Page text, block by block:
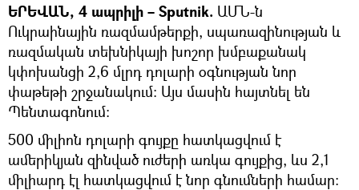
ԵՐԵՎԱՆ, 4 ապրիլի – Sputnik. ԱՄՆ-ն
Ուկրաինային ռազմամթերքի, սպառազինության և
ռազմական տեխնիկայի խոշոր խմբաքանակ
կփոխանցի 2,6 մլրդ դոլարի օգնության նոր
փաթեթի շրջանակում: Այս մասին հայտնել են
Պենտագոնում։
500 միլիոն դոլարի գույքը հատկացվում է
ամերիկյան զինված ուժերի առկա գույքից, ևս 2,1
միլիարդ էլ հատկացվում է նոր գնումների համար: